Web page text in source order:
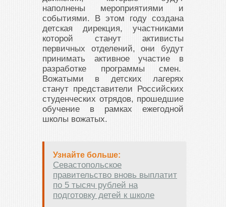
наполнены мероприятиями и
событиями. В этом году создана
детская дирекция, участниками
которой станут активисты
первичных отделений, они будут
принимать активное участие в
разработке программы смен.
Вожатыми в детских лагерях
станут представители Российских
студенческих отрядов, прошедшие
обучение в рамках ежегодной
школы вожатых.
Узнайте больше:
Севастопольское
правительство вновь выплатит
по 5 тысяч рублей на
подготовку детей к школе